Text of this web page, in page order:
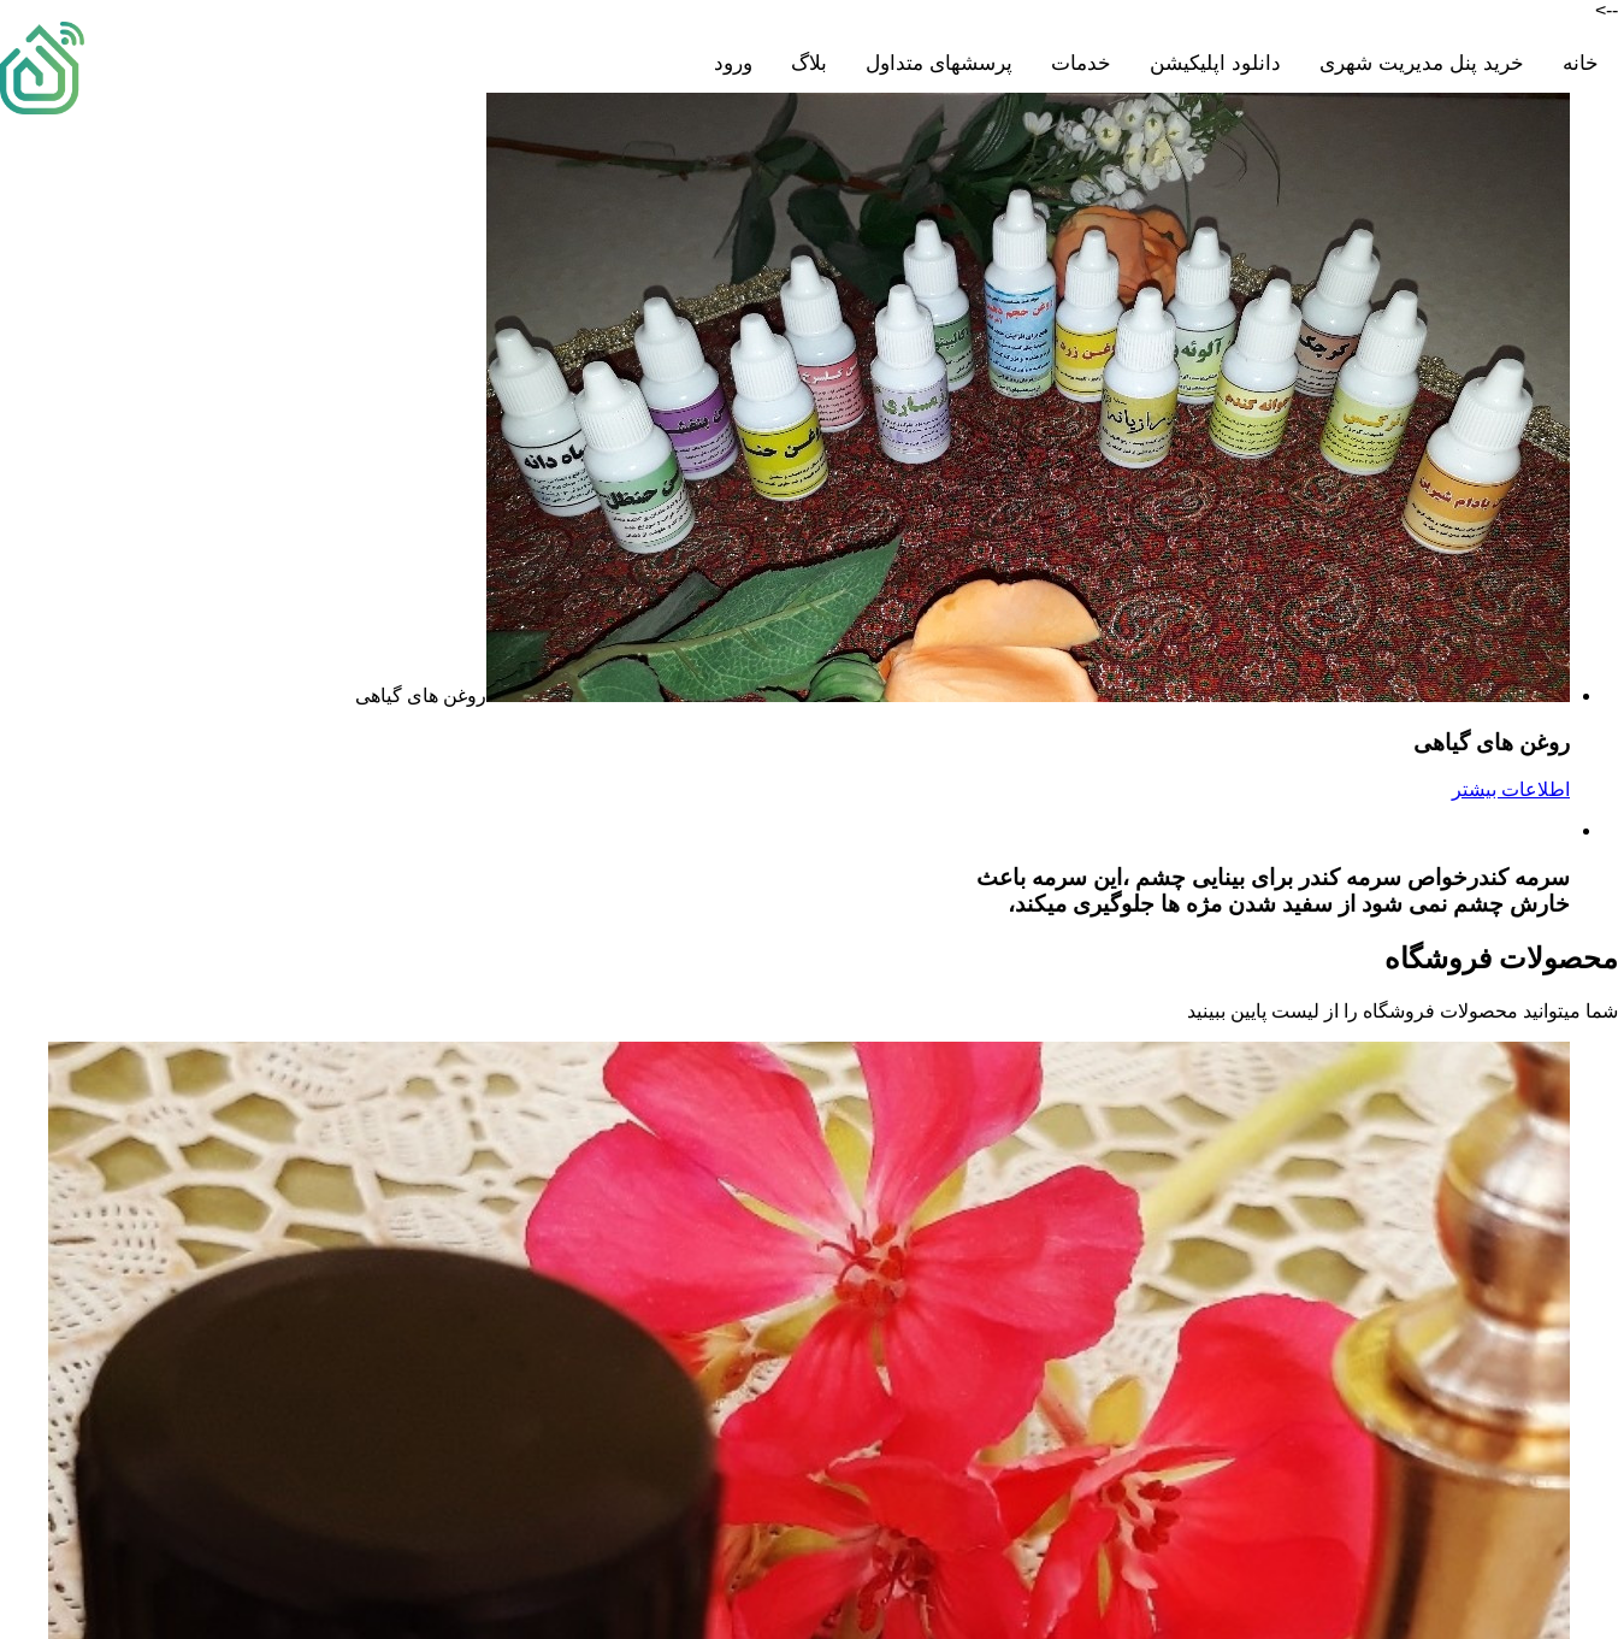
-->
ورود بلاگ پرسشهای متداول خدمات دانلود اپلیکیشن خرید پنل مدیریت شهری خانه
روغن های گیاهی
روغن های گیاهی
اطلاعات بیشتر
سرمه کندر خواص سرمه کندر برای بینایی چشم ،این سرمه باعث
خارش چشم نمی شود از سفید شدن مژه ها جلوگیری میکند،
محصولات فروشگاه
شما میتوانید محصولات فروشگاه را از لیست پایین ببینید